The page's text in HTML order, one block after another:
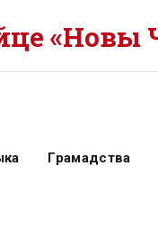
«Новы
Грамадства